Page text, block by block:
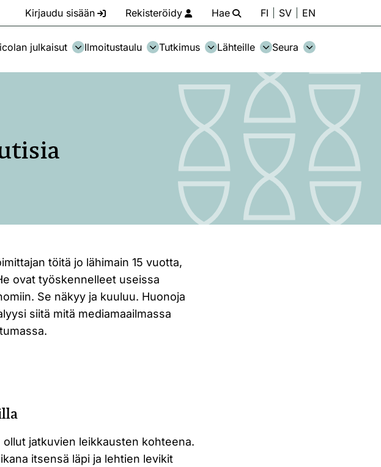
Kirjaudu sisään Rekisteröidy Hae FI SV EN
julkaisut Ilmoitustaulu Tutkimus Lähteille Seura
töitä jo lähimain 15 vuotta,
ovat työskennelleet useissa
Se näkyy ja kuuluu. Huonoja
siitä mitä mediamaailmassa
jatkuvien leikkausten kohteena.
itsensä läpi ja lehtien levikit